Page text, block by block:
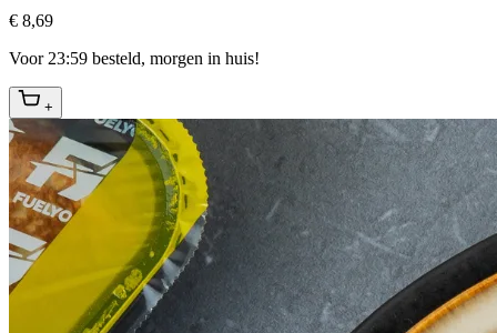
€ 8,69
Voor 23:59 besteld, morgen in huis!
+